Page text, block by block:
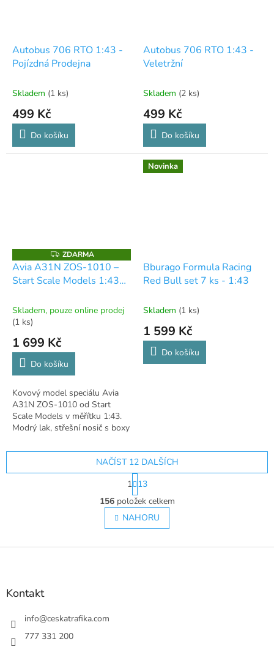
Autobus 706 RTO 1:43 -
Pojízdná Prodejna
Skladem (1 ks)
499 Kč
Do košíku
Autobus 706 RTO 1:43 -
Veletržní
Skladem (2 ks)
499 Kč
Do košíku
Z
D
A
R
ZDARMA
Avia A31N ZOS-1010 –
Start Scale Models 1:43
Skladem, pouze online prodej
(1 ks)
1 699 Kč
Do košíku
Kovový model speciálu Avia
A31N ZOS-1010 od Start
Scale Models v měřítku 1:43.
Modrý lak, střešní nosič s boxy
Novinka
Bburago Formula Racing
Red Bull set 7 ks - 1:43
Skladem (1 ks)
1 599 Kč
Do košíku
O
v
l
á
NAČÍST 12 DALŠÍCH
S
t
r
á
n
k
v
1 13
156položek celkem
NAHORU
Z
Kontakt
info@ceskatrafika.com
777 331 200